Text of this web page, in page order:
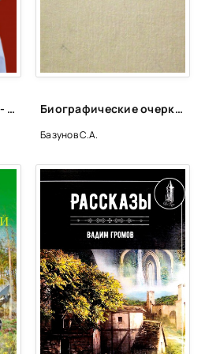
Тайна русского слова - Василий Ирзабеков Биографические очерки зарубежных композиторов
Базунов С.А.